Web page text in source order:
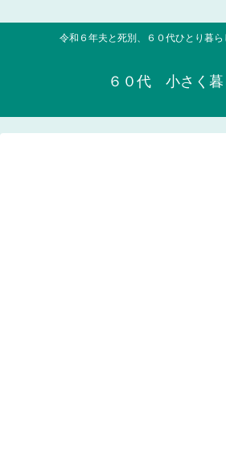
令和６年夫と死別、６０代ひとり暮ら
６０代 小さく暮